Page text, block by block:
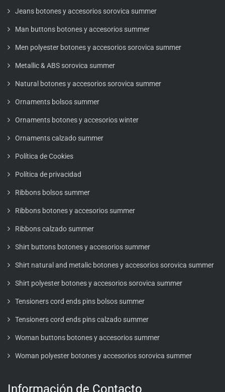
Jeans botones y accesorios sorovica summer
Man buttons botones y accesorios summer
Men polyester botones y accesorios sorovica summer
Metallic & ABS sorovica summer
Natural botones y accesorios sorovica summer
Ornaments bolsos summer
Ornaments botones y accesorios winter
Ornaments calzado summer
Política de Cookies
Política de privacidad
Ribbons bolsos summer
Ribbons botones y accesorios summer
Ribbons calzado summer
Shirt buttons botones y accesorios summer
Shirt natural and metalic botones y accesorios sorovica summer
Shirt polyester botones y accesorios sorovica summer
Tensioners cord ends pins bolsos summer
Tensioners cord ends pins calzado summer
Woman buttons botones y accesorios summer
Woman polyester botones y accesorios sorovica summer
Información de Contacto